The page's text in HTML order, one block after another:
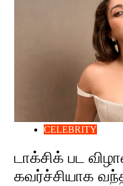
CELEBRITY
டாக்சிக் பட
கவர்ச்சியாக